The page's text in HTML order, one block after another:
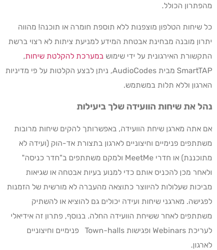
מהפתרון הכולל.
כל שיחות הטלפון מוצפנות ללא תוספת חומרה או תוכנה! מהווה
יתרון מובנה מבחינת אבטחת המידע למניעת ציתות לא רצוי ברשת
התקשורת האירגונית על ידי שימוש במערכת להקלטת שיחות,
SmartTAP מבית AudioCodes, ניתן לבצע הקלטות על פי מדיניות
הארגון וללא תלות במשתמש.
נהל את שיחות הוועידה שלך ביעילות
אם אתה מארגן שיחת הוועידה, באפשרותך להקים שיחות מרובות
משתתפים פנימיים וחיצוניים לארגון בתצורת אד-הוק (ועידה לא
מתוכננת) או חדרי MeetMe ולמקם משתתפים ב"חדר כניסה"
ולאחר מכן להכניס אותם כדי למנוע בעיות אבטחה או שגיאות
מביכות שעלולות להיווצר כתוצאה מהעברה לא מורשית של הזמנות
לפגישה. מארגני שיחות ועידה יכולים גם להוציא או להשתיק
משתתפים לאחר ששיחת הוועידה החלה. בנוסף, פתרון זה אידיאלי
לעריכת Webinars ופגישות Town-halls פנימיים וחיצוניים
לארגון.